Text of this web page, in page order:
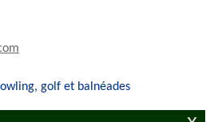
golf et balnéades